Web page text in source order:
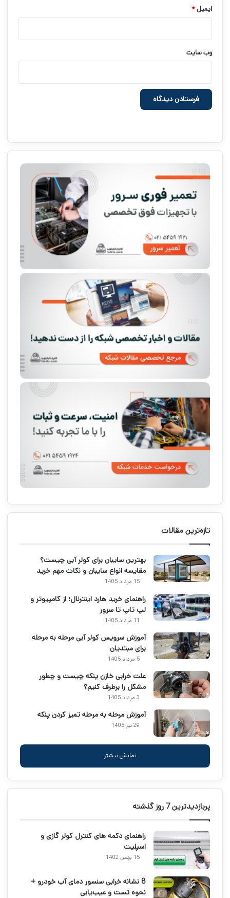
ایمیل*
وب‌ سایت
تازه‌ترین مقالات
بهترین سایبان برای کولر آبی چیست؟
مقایسه انواع سایبان و نکات مهم خرید
15 مرداد 1405
راهنمای خرید هارد اینترنال؛ از کامپیوتر و
لپ تاپ تا سرور
11 مرداد 1405
آموزش سرویس کولر آبی مرحله به مرحله
برای مبتدیان
5 مرداد 1405
علت خرابی خازن پنکه چیست و چطور
مشکل را برطرف کنیم؟
3 مرداد 1405
آموزش مرحله به مرحله تمیز کردن پنکه
29 تیر 1405
نمایش بیشتر
پربازدیدترین 7 روز گذشته
راهنمای دکمه های کنترل کولر گازی و
اسپلیت
15 بهمن 1402
8 نشانه خرابی سنسور دمای آب خودرو +
نحوه تست و عیب‌یابی